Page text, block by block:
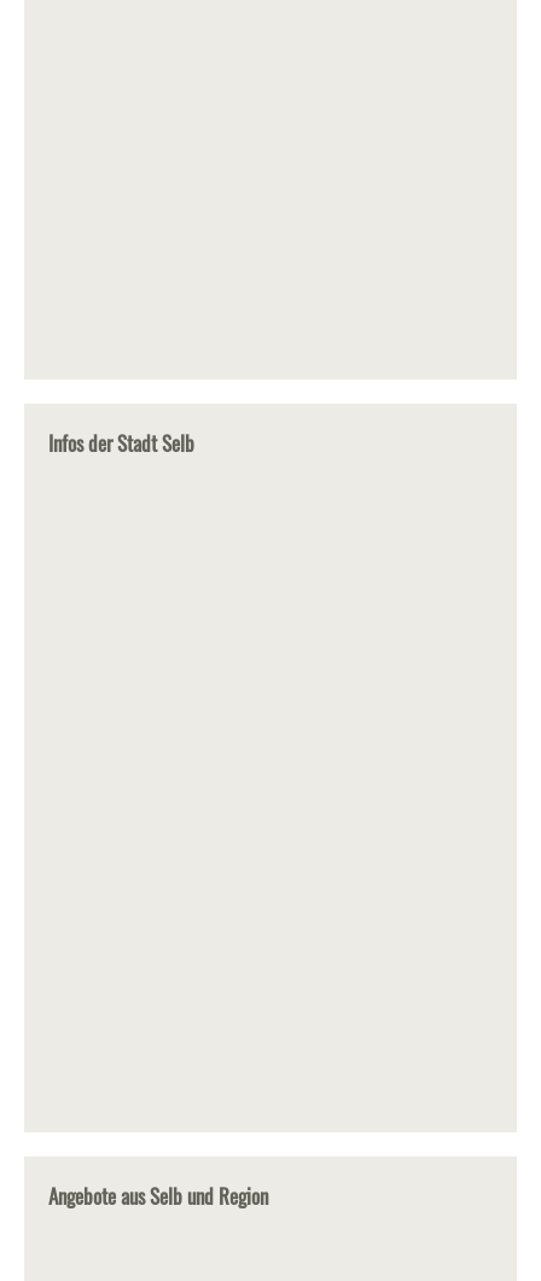
Infos der Stadt Selb
Angebote aus Selb und Region